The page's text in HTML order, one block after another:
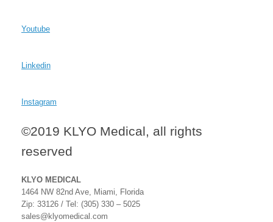
Youtube
Linkedin
Instagram
©2019 KLYO Medical, all rights
reserved
KLYO MEDICAL
1464 NW 82nd Ave, Miami, Florida
Zip: 33126 / Tel: (305) 330 – 5025
sales@klyomedical.com